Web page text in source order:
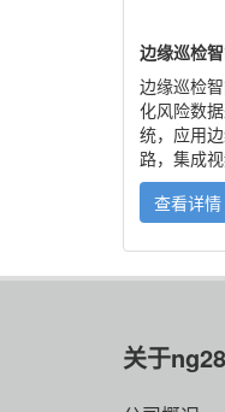
边缘巡检
边缘巡检
化风险数
统，应用
路，集成
查看详情
关于